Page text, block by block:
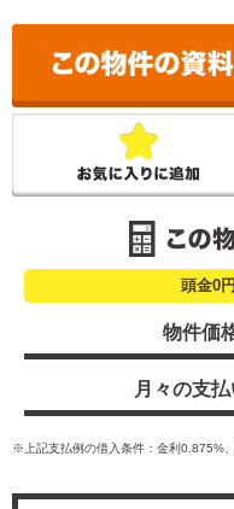
頭金0
物件価
月々の支
※上記支払例の借入条件：金利0.875%